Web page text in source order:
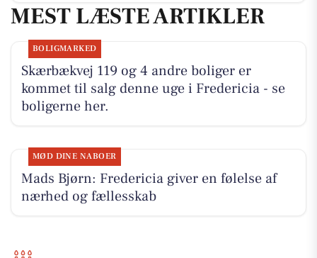
MEST LÆSTE ARTIKLER
BOLIGMARKED
Skærbækvej 119 og 4 andre boliger er
kommet til salg denne uge i Fredericia - se
boligerne her.
MØD DINE NABOER
Mads Bjørn: Fredericia giver en følelse af
nærhed og fællesskab